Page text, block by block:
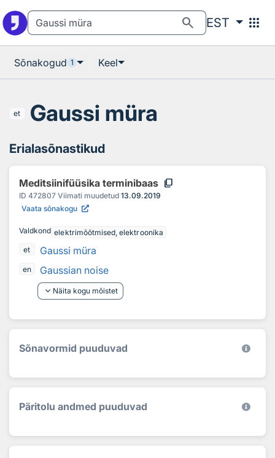
search EST apps
Sõnakogud 1 Keel
et Gaussi müra
Erialasõnastikud
Meditsiinifüüsika terminibaas content_copy
ID 472807 Viimati muudetud 13.09.2019
Vaata sõnakogu
Valdkond elektrimõõtmised, elektroonika
et
Gaussi müra
en
Gaussian noise
keyboard_arrow_down Näita kogu mõistet
Sõnavormid puuduvad
Päritolu andmed puuduvad